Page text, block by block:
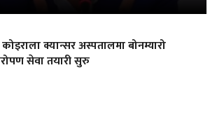
कोइराला क्यान्सर अस्पतालमा बोनम्यारो
सेवा तयारी सुरु